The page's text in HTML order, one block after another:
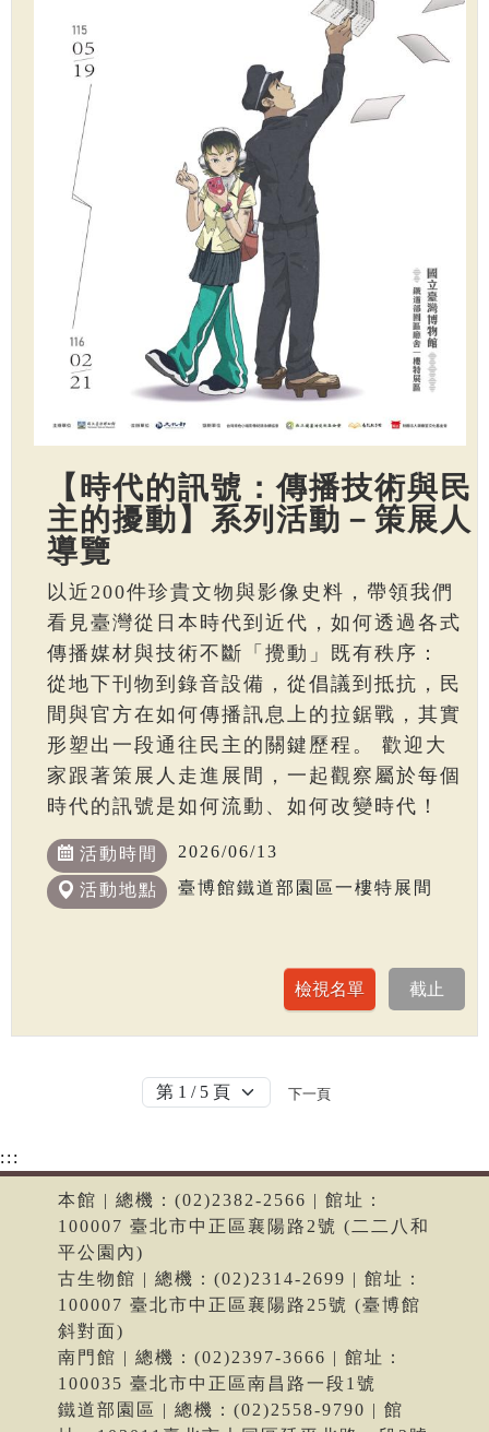
【時代的訊號：傳播技術與民
主的擾動】系列活動－策展人
導覽
以近200件珍貴文物與影像史料，帶領我們
看見臺灣從日本時代到近代，如何透過各式
傳播媒材與技術不斷「攪動」既有秩序：
從地下刊物到錄音設備，從倡議到抵抗，民
間與官方在如何傳播訊息上的拉鋸戰，其實
形塑出一段通往民主的關鍵歷程。 歡迎大
家跟著策展人走進展間，一起觀察屬於每個
時代的訊號是如何流動、如何改變時代！
活動時間 2026/06/13
活動地點 臺博館鐵道部園區一樓特展間
下一頁
:::
本館 | 總機：(02)2382-2566 | 館址：
100007 臺北市中正區襄陽路2號 (二二八和
平公園內)
古生物館 | 總機：(02)2314-2699 | 館址：
100007 臺北市中正區襄陽路25號 (臺博館
斜對面)
南門館 | 總機：(02)2397-3666 | 館址：
100035 臺北市中正區南昌路一段1號
鐵道部園區 | 總機：(02)2558-9790 | 館